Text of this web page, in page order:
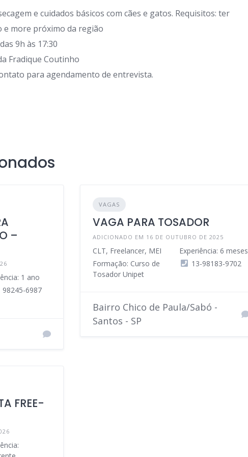
e cuidados básicos com cães e gatos. Requisitos: ter
e more próximo da região
9h às 17:30
Fradique Coutinho
para agendamento de entrevista.
–
1 ano
98245-6987
VAGAS
VAGA PARA TOSADOR
ADICIONADO EM 16 DE OUTUBRO DE 2025
CLT, Freelancer, MEI
Experiência: 6 meses
Formação: Curso de
Tosador Unipet
13-98183-9702
Bairro Chico de Paula/Sabó -
Santos - SP
FREE-